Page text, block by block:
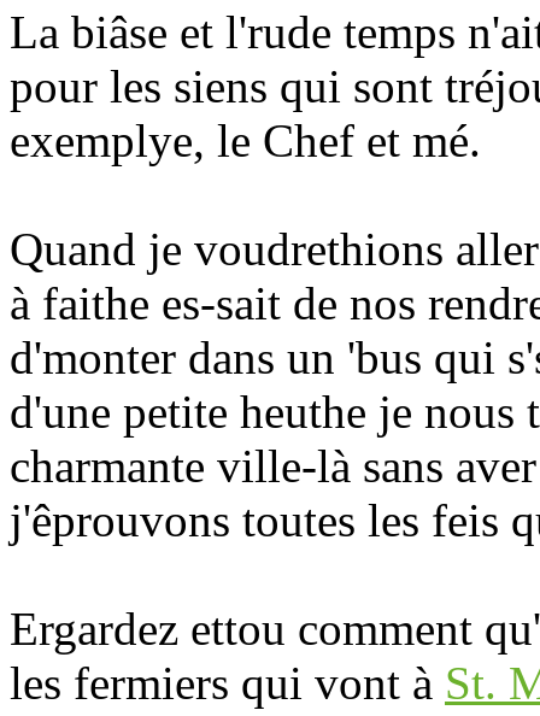
La biâse et l'rude temps
pour les siens qui sont
exemplye, le Chef et mé.
Quand je voudrethions
à faithe es-sait de nos
d'monter dans un 'bus qui
d'une petite heuthe je nous
charmante ville-là sans
j'êprouvons toutes les feis
Ergardez ettou comment
les fermiers qui vont à St.